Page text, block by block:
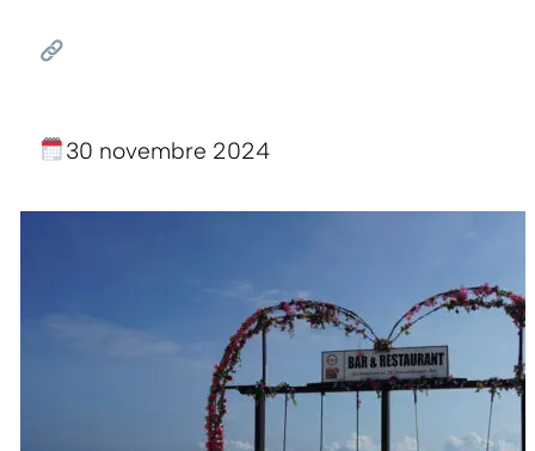
30 novembre 2024